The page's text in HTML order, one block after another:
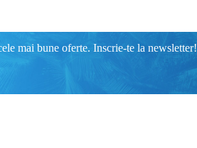
mai bune oferte. Inscrie-te la newsletter!